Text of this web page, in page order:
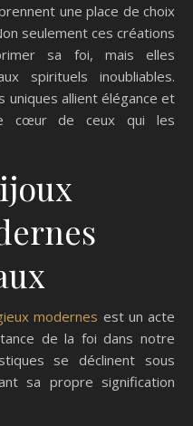
seulement ces créations
sa foi, mais elles
spirituels inoubliables.
uniques allient élégance et
cœur de ceux qui les
modernes est un acte
de la foi dans notre
se déclinent sous
sa propre signification